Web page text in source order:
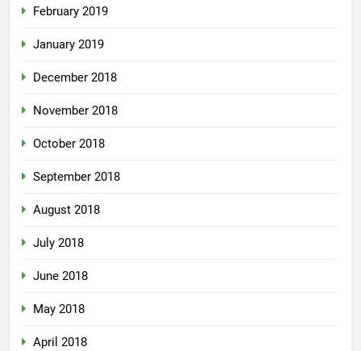
February 2019
January 2019
December 2018
November 2018
October 2018
September 2018
August 2018
July 2018
June 2018
May 2018
April 2018